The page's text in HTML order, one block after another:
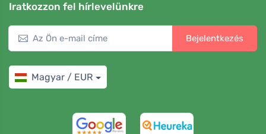
Iratkozzon fel hírlevelünkre
Bejelentkezés
Magyar / EUR